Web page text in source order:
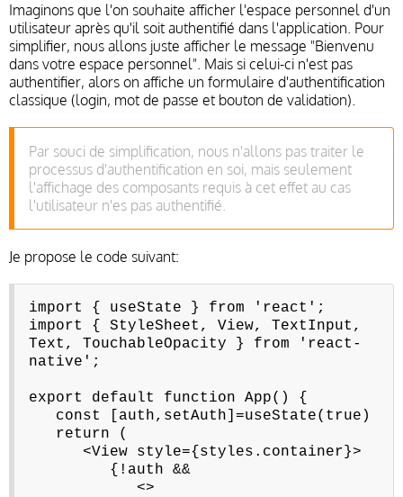
Imaginons que l'on souhaite afficher l'espace personnel d'un
utilisateur après qu'il soit authentifié dans l'application. Pour
simplifier, nous allons juste afficher le message "Bienvenu
dans votre espace personnel". Mais si celui-ci n'est pas
authentifier, alors on affiche un formulaire d'authentification
classique (login, mot de passe et bouton de validation).
Par souci de simplification, nous n'allons pas traiter le
processus d'authentification en soi, mais seulement
l'affichage des composants requis à cet effet au cas
l'utilisateur n'es pas authentifié.
Je propose le code suivant:
import { useState } from 'react';
import { StyleSheet, View, TextInput,
Text, TouchableOpacity } from 'react-
native';
export default function App() {
const [auth,setAuth]=useState(true)
return (
<View style={styles.container}>
{!auth &&
<>